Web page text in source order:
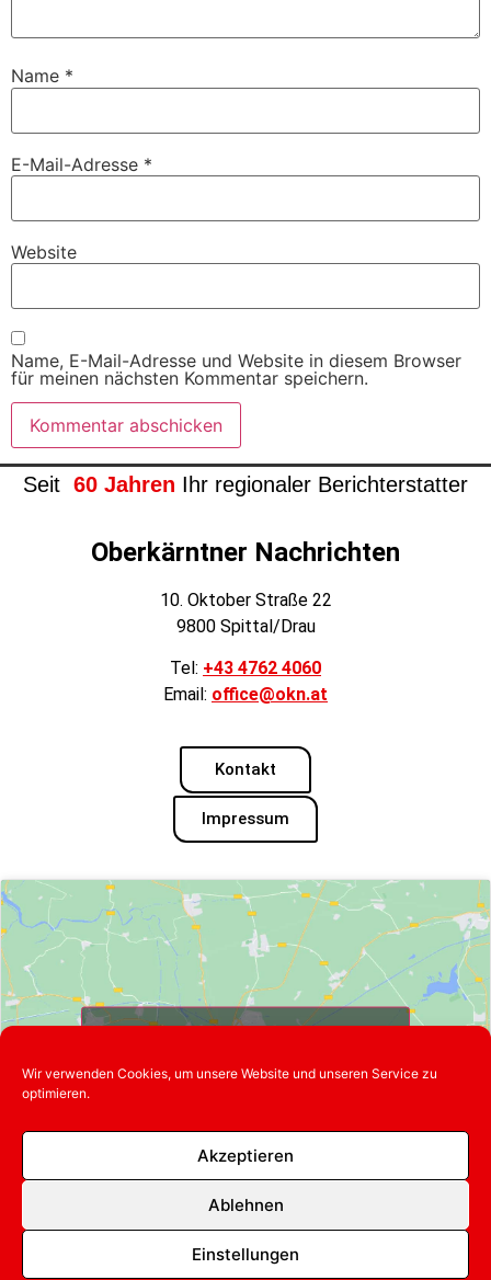
Wir verwenden Cookies, um unsere Website und unseren Service zu
optimieren.
Akzeptieren
Ablehnen
Einstellungen
Name *
E-Mail-Adresse *
Website
Name, E-Mail-Adresse und Website in diesem Browser
für meinen nächsten Kommentar speichern.
Seit 60 Jahren Ihr regionaler Berichterstatter
Oberkärntner Nachrichten
10. Oktober Straße 22
9800 Spittal/Drau
Tel: +43 4762 4060
Email: office@okn.at
Kontakt
Impressum
Klicke hier, um Marketing-Cookies zu
aktivieren